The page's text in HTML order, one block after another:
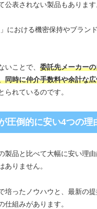
公表されない製品もあります
における機密保持やブラン
いことで、 委託先メーカー
同時に仲介手数料や余計な
られているのです。
圧倒的に安い4つの理
製品と比べて大幅に安い理
ありません。
培ったノウハウと、最新の
仕組みがあります。